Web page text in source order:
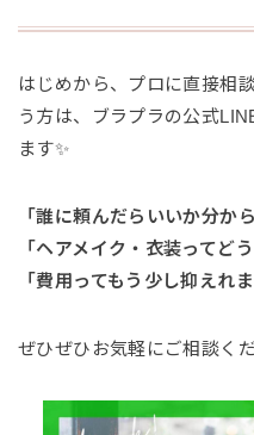
はじめから、プロに直接相
う方は、ブラプラの公式
ます✨
「誰に頼んだらいいか分か
「ヘアメイク・衣装ってど
「費用ってもう少し抑えれ
ぜひぜひお気軽にご相談く